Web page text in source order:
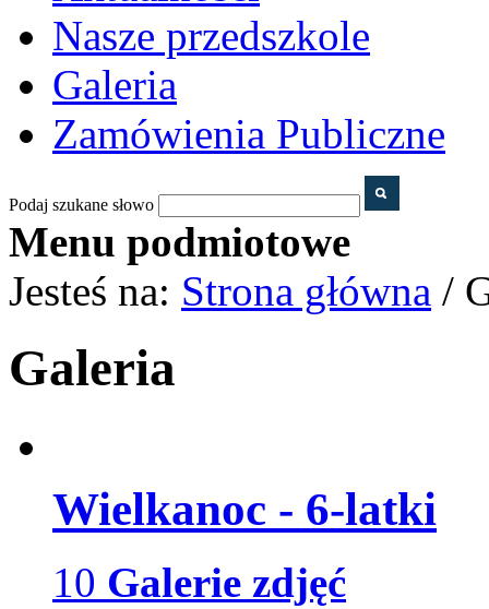
Nasze przedszkole
Galeria
Zamówienia Publiczne
Podaj szukane słowo
Menu podmiotowe
Jesteś na: Strona główna /
Galeria
Wielkanoc - 6-latki
10 Galerie zdjęć